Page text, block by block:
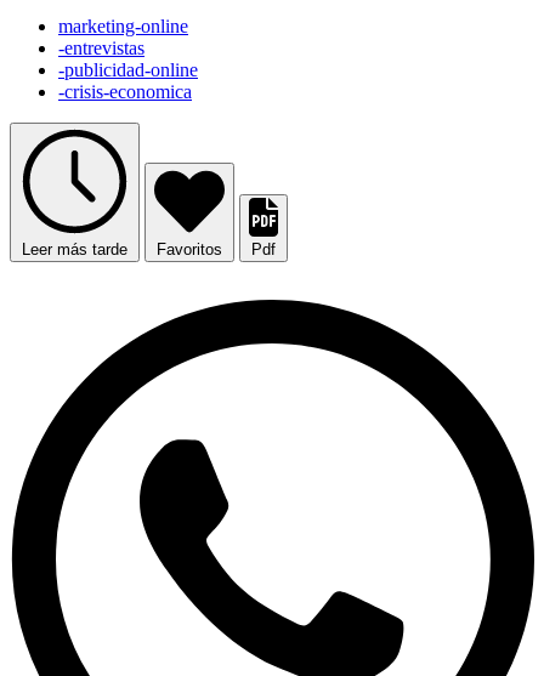
marketing-online
-entrevistas
-publicidad-online
-crisis-economica
Leer más tarde Favoritos Pdf